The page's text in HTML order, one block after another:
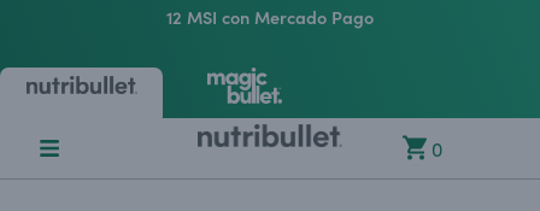
12 MSI con Mercado Pago
0